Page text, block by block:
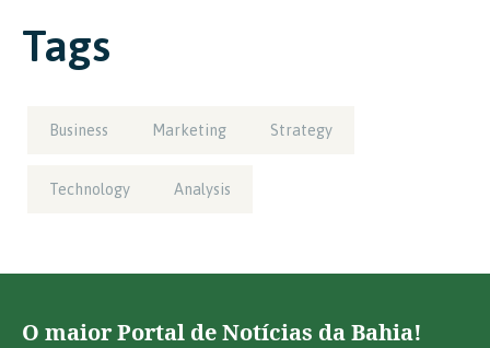
Tags
Business Marketing Strategy
Technology Analysis
O maior Portal de Notícias da Bahia!